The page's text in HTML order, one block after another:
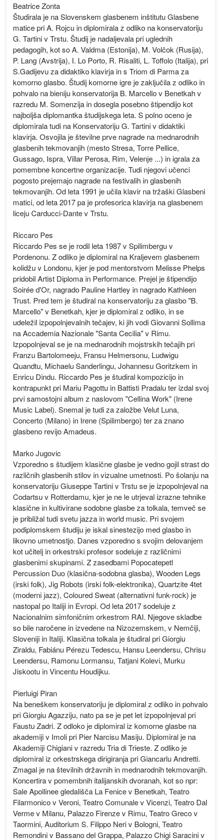
Beatrice Zonta
Študirala je na Slovenskem glasbenem inštitutu Glasbene
matice pri A. Rojcu in diplomirala z odliko na konservatoriju
G. Tartini v Trstu. Študij je nadaljevala pri uglednih
pedagogih, kot so A. Valdma (Estonija), M. Volčok (Rusija),
P. Lang (Avstrija), I. Lo Porto, R. Risaliti, L. Toffolo (Italija), pri
S.Gadijevu za didaktiko klavirja in s Triom di Parma za
komorno glasbo. Študij komorne igre je zaključila z odliko in
pohvalo na bieniju konservatorija B. Marcello v Benetkah v
razredu M. Somenzija in dosegla posebno štipendijo kot
najboljša diplomantka študijskega leta. S polno oceno je
diplomirala tudi na Konservatoriju G. Tartini v didaktiki
klavirja. Osvojila je številne prve nagrade na mednarodnih
glasbenih tekmovanjih (mesto Stresa, Torre Pellice,
Gussago, Ispra, Villar Perosa, Rim, Velenje ...) in igrala za
pomembne koncertne organizacije. Tudi njegovi učenci
pogosto prejemajo nagrade na festivalih in glasbenih
tekmovanjih. Od leta 1991 je učila klavir na tržaški Glasbeni
matici, od leta 2017 pa je profesorica klavirja na glasbenem
liceju Carducci-Dante v Trstu.
Riccaro Pes
Riccardo Pes se je rodil leta 1987 v Spilimbergu v
Pordenonu. Z odliko je diplomiral na Kraljevem glasbenem
kolidžu v Londonu, kjer je pod mentorstvom Melisse Phelps
pridobil Artist Diploma in Performance. Prejel je štipendijo
Soirée d'Or, nagrado Pauline Hartley in nagrado Kathleen
Trust. Pred tem je študiral na konservatoriju za glasbo "B.
Marcello" v Benetkah, kjer je diplomiral z odliko, in se
udeležil izpopolnjevalnih tečajev, ki jih vodi Giovanni Sollima
na Accademia Nazionale "Santa Cecilia" v Rimu.
Izpopolnjeval se je na mednarodnih mojstrskih tečajih pri
Franzu Bartolomeeju, Fransu Helmersonu, Ludwigu
Quandtu, Michaelu Sanderlingu, Johannesu Goritzkem in
Enricu Dindu. Riccardo Pes je študiral kompozicijo in
kontrapunkt pri Mariu Pagottu in Battisti Pradalu ter izdal svoj
prvi samostojni album z naslovom "Cellina Work" (Irene
Music Label). Snemal je tudi za založbe Velut Luna,
Concerto (Milano) in Irene (Spilimbergo) ter za znano
glasbeno revijo Amadeus.
Marko Jugovic
Vzporedno s študijem klasične glasbe je vedno gojil strast do
različnih glasbenih stilov in vizualne umetnosti. Po šolanju na
konservatoriju Giuseppe Tartini v Trstu se je izpopolnjeval na
Codartsu v Rotterdamu, kjer je ne le utrjeval izrazne tehnike
klasične in kultivirane sodobne glasbe za tolkala, temveč se
je približal tudi svetu jazza in world music. Pri svojem
podiplomskem študiju je iskal sinestezijo med glasbo in
likovno umetnostjo. Danes vzporedno s svojim delovanjem
kot učitelj in orkestrski profesor sodeluje z različnimi
glasbenimi skupinami. Z zasedbami Popocatepetl
Percussion Duo (klasična-sodobna glasba), Wooden Legs
(irski folk), Jig Robots (irski folk-elektronika), Quartzite 4tet
(moderni jazz), Coloured Sweat (alternativni funk-rock) je
nastopal po Italiji in Evropi. Od leta 2017 sodeluje z
Nacionalnim simfoničnim orkestrom RAI. Njegove skladbe
so bile naročene in izvedene na Nizozemskem, v Nemčiji,
Sloveniji in Italiji. Klasična tolkala je študiral pri Giorgiu
Ziraldu, Fabiánu Pérezu Tedescu, Hansu Leendersu, Chrisu
Leendersu, Ramonu Lormansu, Tatjani Kolevi, Murku
Jiskootu in Vincentu Houdijku.
Pierluigi Piran
Na beneškem konservatoriju je diplomiral z odliko in pohvalo
pri Giorgiu Agazziju, nato pa se je pet let izpopolnjeval pri
Faustu Zadri. Z odloko je diplomiral iz komorne glasbe na
akademiji v Imoli pri Pier Narcisu Masiju. Diplomiral je na
Akademiji Chigiani v razredu Tria di Trieste. Z odliko je
diplomiral iz orkestrskega dirigiranja pri Giancarlu Andretti.
Zmagal je na številnih državnih in mednarodnih tekmovanjih.
Koncertira v pomembnih italijanskih dvoranah, kot so npr:
Sale Apollinee gledališča La Fenice v Benetkah, Teatro
Filarmonico v Veroni, Teatro Comunale v Vicenzi, Teatro Dal
Verme v Milanu, Palazzo Firenze v Rimu, Teatro Greco v
Taormini, Auditorium S. Filippo Neri v Bologni, Teatro
Remondini v Bassano del Grappa, Palazzo Chigi Saracini v